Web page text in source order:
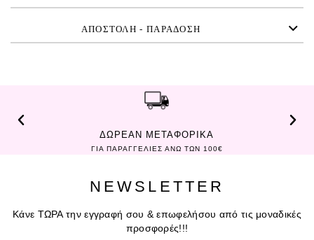
ΑΠΟΣΤΟΛΗ - ΠΑΡΑΔΟΣΗ
ΔΩΡΕΑΝ ΜΕΤΑΦΟΡΙΚΑ
ΓΙΑ ΠΑΡΑΓΓΕΛΙΕΣ ΑΝΩ ΤΩΝ 100€
NEWSLETTER
Κάνε ΤΩΡΑ την εγγραφή σου & επωφελήσου από τις μοναδικές
προσφορές!!!